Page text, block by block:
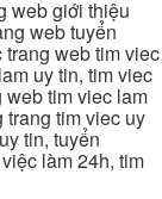
web giới thiệu
web tuyển
web tim viec
uy tin, tim viec
web tim viec lam
trang tim viec uy
tin, tuyển
làm 24h, tim